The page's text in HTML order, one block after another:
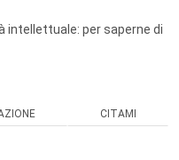
intellettuale: per saperne di
CITAMI